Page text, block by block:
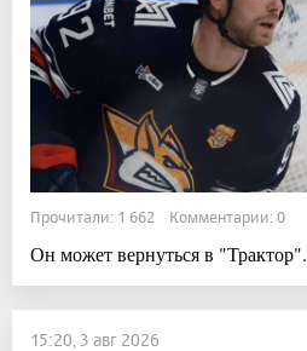
Прочитали: 1 662 Комментарии: 0
Он может вернуться в "Трактор".
15:20, 3 авг 2026